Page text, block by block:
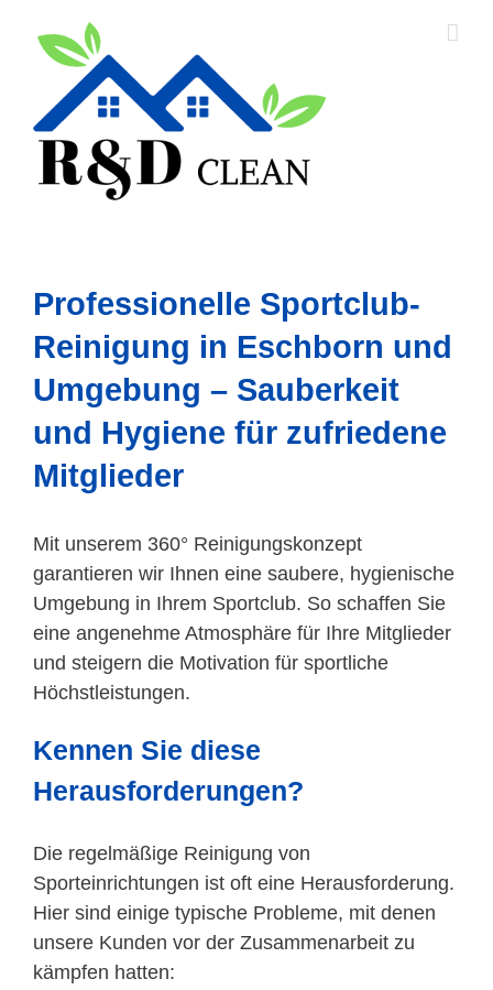
Professionelle Sportclub-
Reinigung in Eschborn und
Umgebung – Sauberkeit
und Hygiene für zufriedene
Mitglieder
Mit unserem 360° Reinigungskonzept
garantieren wir Ihnen eine saubere, hygienische
Umgebung in Ihrem Sportclub. So schaffen Sie
eine angenehme Atmosphäre für Ihre Mitglieder
und steigern die Motivation für sportliche
Höchstleistungen.
Kennen Sie diese
Herausforderungen?
Die regelmäßige Reinigung von
Sporteinrichtungen ist oft eine Herausforderung.
Hier sind einige typische Probleme, mit denen
unsere Kunden vor der Zusammenarbeit zu
kämpfen hatten: